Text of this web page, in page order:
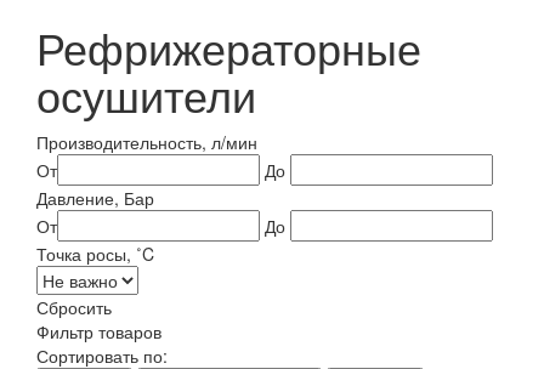
Рефрижераторные
осушители
Производительность, л/мин
От
До
Давление, Бар
От
До
Точка росы, ˚C
Сбросить
Фильтр товаров
Сортировать по: